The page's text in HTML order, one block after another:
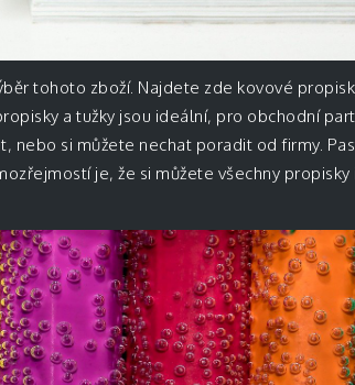
tohoto zboží. Najdete zde kovové
a tužky jsou ideální, pro obchodní
nebo si můžete nechat poradit od firmy.
je, že si můžete všechny